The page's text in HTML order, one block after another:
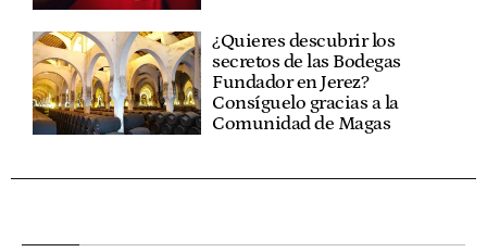
¿Quieres descubrir los
secretos de las Bodegas
Fundador en Jerez?
Consíguelo gracias a la
Comunidad de Magas